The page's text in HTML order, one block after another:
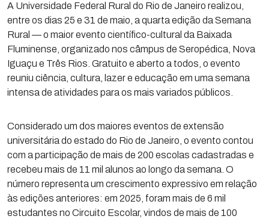
A Universidade Federal Rural do Rio de Janeiro realizou,
entre os dias 25 e 31 de maio, a quarta edição da Semana
Rural — o maior evento científico-cultural da Baixada
Fluminense, organizado nos câmpus de Seropédica, Nova
Iguaçu e Três Rios. Gratuito e aberto a todos, o evento
reuniu ciência, cultura, lazer e educação em uma semana
intensa de atividades para os mais variados públicos.
Considerado um dos maiores eventos de extensão
universitária do estado do Rio de Janeiro, o evento contou
com a participação de mais de 200 escolas cadastradas e
recebeu mais de 11 mil alunos ao longo da semana. O
número representa um crescimento expressivo em relação
às edições anteriores: em 2025, foram mais de 6 mil
estudantes no Circuito Escolar, vindos de mais de 100